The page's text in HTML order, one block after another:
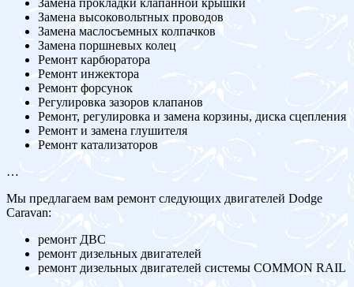
Замена прокладки клапанной крышки
Замена высоковольтных проводов
Замена маслосъемных колпачков
Замена поршневых колец
Ремонт карбюратора
Ремонт инжектора
Ремонт форсунок
Регулировка зазоров клапанов
Ремонт, регулировка и замена корзины, диска сцепления
Ремонт и замена глушителя
Ремонт катализаторов
…
Мы предлагаем вам ремонт следующих двигателей Dodge
Caravan:
ремонт ДВС
ремонт дизельных двигателей
ремонт дизельных двигателей системы COMMON RAIL